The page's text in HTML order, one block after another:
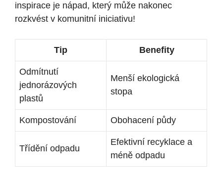
inspirace je nápad, který může nakonec
rozkvést v komunitní iniciativu!
Tip Benefity
Odmítnutí
jednorázových
plastů
Menší ekologická
stopa
Kompostování Obohacení půdy
Třídění odpadu
Efektivní recyklace a
méně odpadu